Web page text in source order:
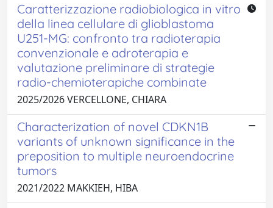
Caratterizzazione radiobiologica in vitro
della linea cellulare di glioblastoma
U251-MG: confronto tra radioterapia
convenzionale e adroterapia e
valutazione preliminare di strategie
radio-chemioterapiche combinate
2025/2026 VERCELLONE, CHIARA
Characterization of novel CDKN1B
variants of unknown significance in the
preposition to multiple neuroendocrine
tumors
2021/2022 MAKKIEH, HIBA